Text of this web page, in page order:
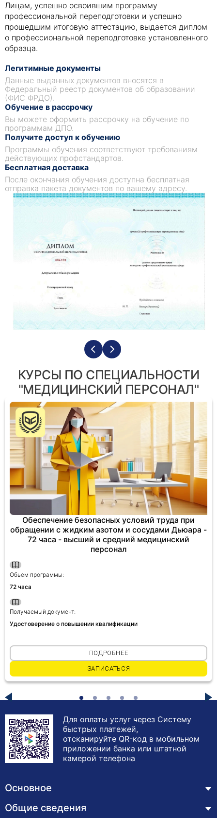
Лицам, успешно освоившим программу
профессиональной переподготовки и успешно
прошедшим итоговую аттестацию, выдается диплом
о профессиональной переподготовке установленного
образца.
Легитимные документы
Данные выданных документов вносятся в
Федеральный реестр документов об образовании
(ФИС ФРДО).
Обучение в рассрочку
Вы можете оформить рассрочку на обучение по
программам ДПО.
Получите доступ к обучению
Программы обучения соответствуют требованиям
действующих профстандартов.
Бесплатная доставка
После окончания обучения доступна бесплатная
отправка пакета документов по вашему адресу.
КУРСЫ ПО СПЕЦИАЛЬНОСТИ
"МЕДИЦИНСКИЙ ПЕРСОНАЛ"
Обеспечение безопасных условий труда при
обращении с жидким азотом и сосудами Дьюара -
72 часа - высший и средний медицинский
персонал
Обьем программы:
72 часа
Получаемый документ:
Удостоверение о повышении квалификации
ПОДРОБНЕЕ
ЗАПИСАТЬСЯ
Для оплаты услуг через Систему
быстрых платежей,
отсканируйте QR-код в мобильном
приложении банка или штатной
камерой телефона
Основное
Курсы
Общие сведения